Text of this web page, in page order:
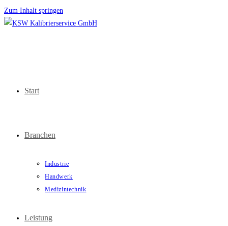
Zum Inhalt springen
Start
Branchen
Industrie
Handwerk
Medizintechnik
Leistung